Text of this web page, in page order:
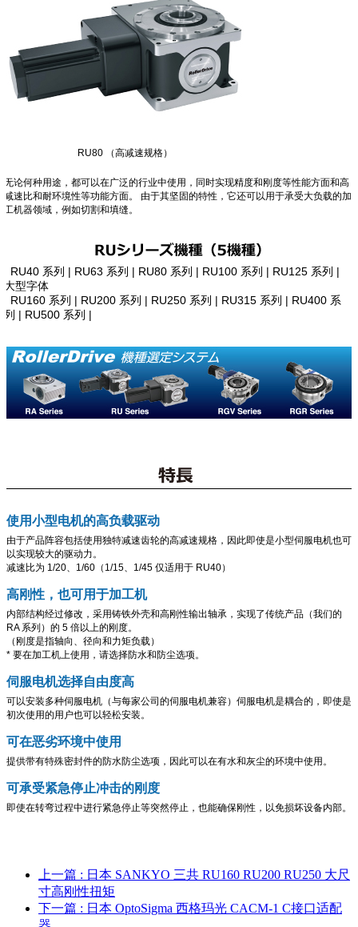
RU80 （高减速规格）
无论何种用途，都可以在广泛的行业中使用，同时实现精度和刚度等性能方面和高
减速比和耐环境性等功能方面。 由于其坚固的特性，它还可以用于承受大负载的加
工机器领域，例如切割和填缝。
| RU40 系列 | RU63 系列 | RU80 系列 | RU100 系列 | RU125 系列 |
大型字体
| RU160 系列 | RU200 系列 | RU250 系列 | RU315 系列 | RU400 系
列 | RU500 系列 |
使用小型电机的高负载驱动
由于产品阵容包括使用独特减速齿轮的高减速规格，因此即使是小型伺服电机也可
以实现较大的驱动力。
减速比为 1/20、1/60（1/15、1/45 仅适用于 RU40）
高刚性，也可用于加工机
内部结构经过修改，采用铸铁外壳和高刚性输出轴承，实现了传统产品（我们的
RA 系列）的 5 倍以上的刚度。
（刚度是指轴向、径向和力矩负载）
* 要在加工机上使用，请选择防水和防尘选项。
伺服电机选择自由度高
可以安装多种伺服电机（与每家公司的伺服电机兼容）伺服电机是耦合的，即使是
初次使用的用户也可以轻松安装。
可在恶劣环境中使用
提供带有特殊密封件的防水防尘选项，因此可以在有水和灰尘的环境中使用。
可承受紧急停止冲击的刚度
即使在转弯过程中进行紧急停止等突然停止，也能确保刚性，以免损坏设备内部。
上一篇 : 日本 SANKYO 三共 RU160 RU200 RU250 大尺
寸高刚性扭矩
下一篇 : 日本 OptoSigma 西格玛光 CACM-1 C接口适配